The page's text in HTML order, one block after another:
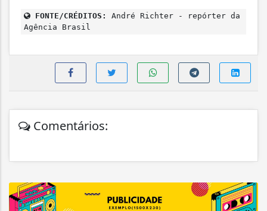
FONTE/CRÉDITOS:
André Richter - repórter da
Agência Brasil
Comentários: